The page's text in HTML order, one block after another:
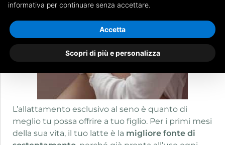
informativa per continuare senza accettare.
Scopri di più e personalizza
Accetta
L’allattamento esclusivo al seno è quanto di
meglio tu possa offrire a tuo figlio. Per i primi mesi
della sua vita, il tuo latte è la migliore fonte di